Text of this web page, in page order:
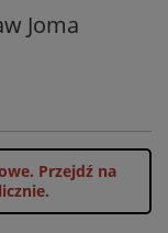
Joma
Przejdź na